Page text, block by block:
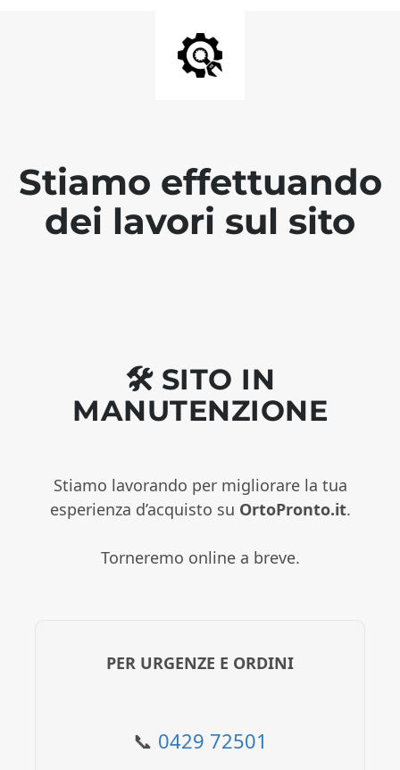
Stiamo effettuando
dei lavori sul sito
🛠 SITO IN
MANUTENZIONE
Stiamo lavorando per migliorare la tua
esperienza d’acquisto su OrtoPronto.it.
Torneremo online a breve.
PER URGENZE E ORDINI
📞 0429 72501